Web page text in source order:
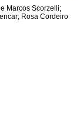
Marcos Scorzelli;
Rosa Cordeiro